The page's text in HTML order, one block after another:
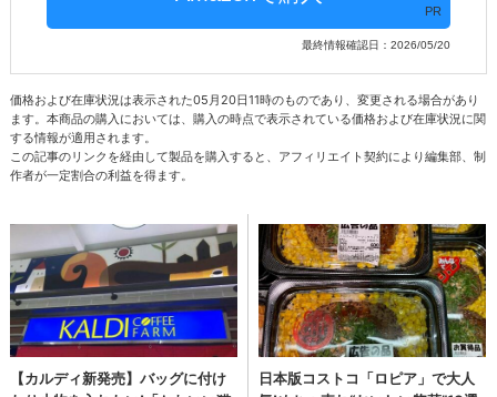
PR
最終情報確認日：2026/05/20
価格および在庫状況は表示された05月20日11時のものであり、変更される場合があり
ます。本商品の購入においては、購入の時点で表示されている価格および在庫状況に関
する情報が適用されます。
この記事のリンクを経由して製品を購入すると、アフィリエイト契約により編集部、制
作者が一定割合の利益を得ます。